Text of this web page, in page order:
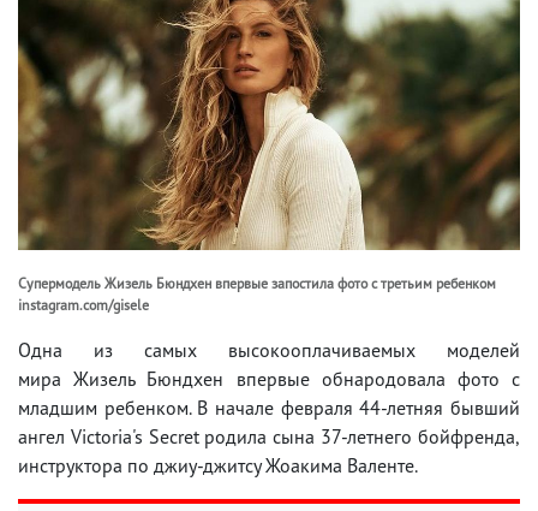
Супермодель Жизель Бюндхен впервые запостила фото с третьим ребенком
instagram.com/gisele
Одна из самых высокооплачиваемых моделей
мира Жизель Бюндхен впервые обнародовала фото с
младшим ребенком. В начале февраля 44-летняя бывший
ангел Victoria's Secret родила сына 37-летнего бойфренда,
инструктора по джиу-джитсу Жоакима Валенте.